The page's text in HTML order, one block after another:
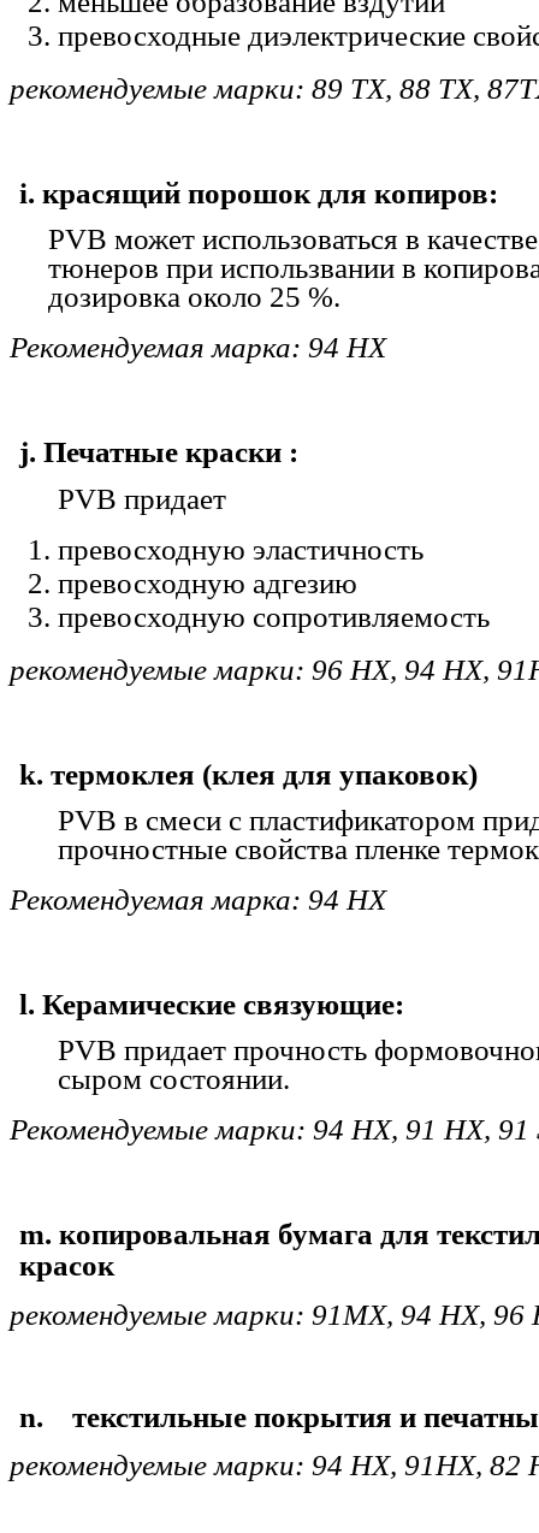
превосходные диэлектрические
рекомендуемые марки: 89 TX, 88 TX,
i. красящий порошок для копиров:
PVB может использоваться в
тюнеров при использвании в
дозировка около 25 %.
Рекомендуемая марка: 94 HX
j. Печатные краски :
PVB придает
превосходную эластичность
превосходную адгезию
превосходную сопротивляемость
рекомендуемые марки: 96 HX, 94 HX,
k. термоклея (клея для упаковок)
PVB в смеси с пластификатором
прочностные свойства пленке
Рекомендуемая марка: 94 HX
l. Керамические связующие:
PVB придает прочность
сыром состоянии.
Рекомендуемые марки: 94 HX, 91 HX, 91
m. копировальная бумага для
красок
рекомендуемые марки: 91MX, 94 HX, 96
n. текстильные покрытия и
рекомендуемые марки: 94 HX, 91HX, 82